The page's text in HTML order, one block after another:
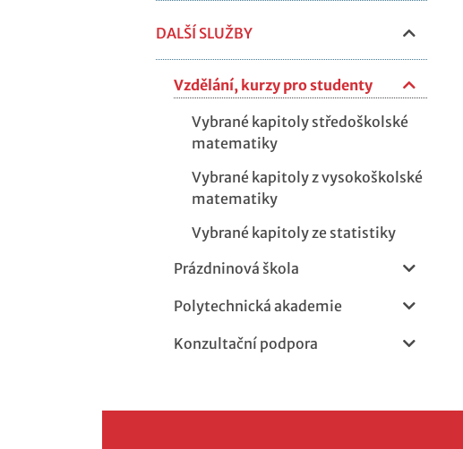
DALŠÍ SLUŽBY
Vzdělání, kurzy pro studenty
Vybrané kapitoly středoškolské
matematiky
Vybrané kapitoly z vysokoškolské
matematiky
Vybrané kapitoly ze statistiky
Prázdninová škola
Polytechnická akademie
Konzultační podpora